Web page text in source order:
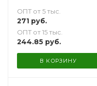
ОПТ от 5 тыс.
271 руб.
ОПТ от 15 тыс.
244.85 руб.
В КОРЗИНУ